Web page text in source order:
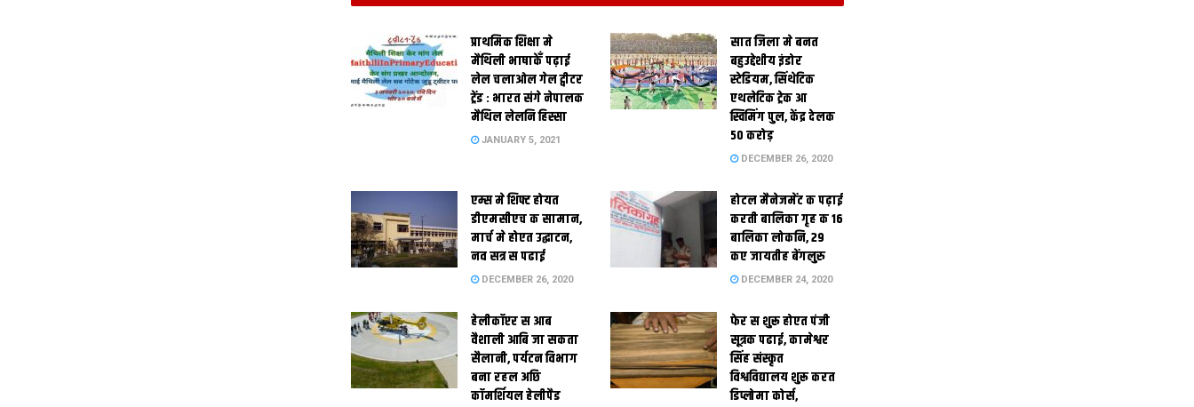
प्राथमिक शि‍क्षा मे
मैथि‍ली भाषाकेँ पढ़ाई
लेल चलाओल गेल ट्वीटर
ट्रेंड : भारत संगे नेपालक
मैथिल लेलनि हिस्सा
JANUARY 5, 2021
सात जिला मे बनत
बहुउद्देशीय इंडोर
स्‍टेडि‍यम, सिंथेटिक
एथलेटिक ट्रेक आ
स्विमिंग पुल, केंद्र देलक
50 करोड़
DECEMBER 26, 2020
एम्स मे शिफ्ट होयत
डीएमसीएच क सामान,
मार्च मे होएत उद्घाटन,
नव सत्र स पढाई
DECEMBER 26, 2020
होटल मैनेजमेंट क पढ़ाई
करती बालिका गृह क 16
बालिका लोकनि, 29
कए जायतीह बेंगलुरु
DECEMBER 24, 2020
हेलीकॉप्टर स आब
वैशाली आबि जा सकता
सैलानी, पर्यटन विभाग
बना रहल अछि
कॉमर्शियल हेलीपैड
फेर स शुरू होएत पंजी
सूत्रक पढाई, कामेश्वर
सिंह संस्कृत
विश्वविद्यालय शुरू करत
डिप्लोमा कोर्स,